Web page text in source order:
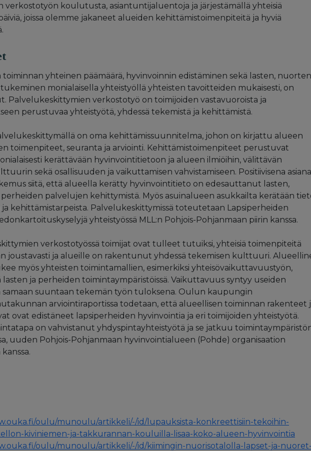
verkostotyön koulutusta, asiantuntijaluentoja ja järjestämällä yhteisiä
joissa olemme jakaneet alueiden kehittämistoimenpiteitä ja hyviä
yhteinen päämäärä, hyvinvoinnin edistäminen sekä lasten,
monialaisella yhteistyöllä yhteisten tavoitteiden mukaisesti, on
Palvelukeskittymien verkostotyö on toimijoiden vastavuoroista ja
perustuvaa yhteistyötä, yhdessä tekemistä ja kehittämistä.
on oma kehittämissuunnitelma, johon on kirjattu alueen
toimenpiteet, seuranta ja arviointi. Kehittämistoimenpiteet perustuvat
kerättävään hyvinvointitietoon ja alueen ilmiöihin, välittävän
sekä osallisuuden ja vaikuttamisen vahvistamiseen. Positiivisena asiana
siitä, että alueella kerätty hyvinvointitieto on edesauttanut lasten,
palvelujen kehittymistä. Myös asuinalueen asukkailta kerätään
kehittämistarpeista. Palvelukeskittymissä toteutetaan Lapsiperheiden
yhteistyössä MLL:n Pohjois-Pohjanmaan piirin kanssa.
verkostotyössä toimijat ovat tulleet tutuiksi, yhteisiä toimenpiteitä
joustavasti ja alueille on rakentunut yhdessä tekemisen kulttuuri.
myös yhteisten toimintamallien, esimerkiksi yhteisövaikuttavuustyön,
lasten ja perheiden toimintaympäristöissä. Vaikuttavuus syntyy useiden
samaan suuntaan tekemän työn tuloksena. Oulun kaupungin
arviointiraportissa todetaan, että alueellisen toiminnan rakenteet
ovat edistäneet lapsiperheiden hyvinvointia ja eri toimijoiden yhteistyötä.
on vahvistanut yhdyspintayhteistyötä ja se jatkuu
uuden Pohjois-Pohjanmaan hyvinvointialueen (Pohde) organisaation
oulu/munoulu/artikkeli/-/id/lupauksista-konkreettisiin-tekoihin-
kiviniemen-ja-takkurannan-kouluilla-lisaa-koko-alueen-hyvinvointia
oulu/munoulu/artikkeli/-/id/kiimingin-nuorisotalolla-lapset-ja-nuoret-